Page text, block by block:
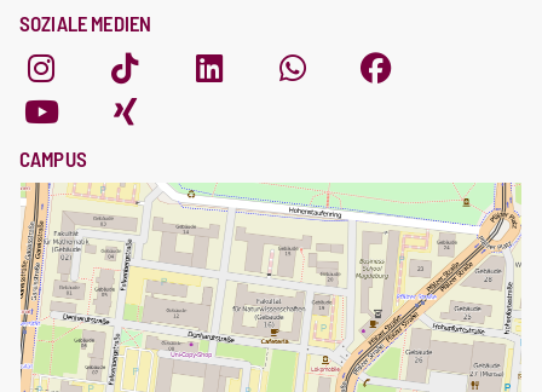
SOZIALE MEDIEN
CAMPUS